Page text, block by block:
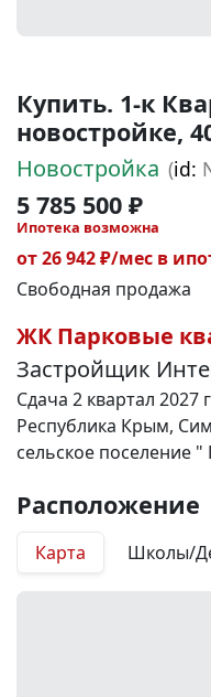
Купить. 1-к
новостройке,
Новостройка (id:
5 785 500 ₽
Ипотека возможна
от 26 942 ₽/мес в
Свободная продажа
ЖК Парковые
Застройщик
Сдача 2 квартал 2027
Республика Крым,
сельское поселение
Расположение
Карта Школы/